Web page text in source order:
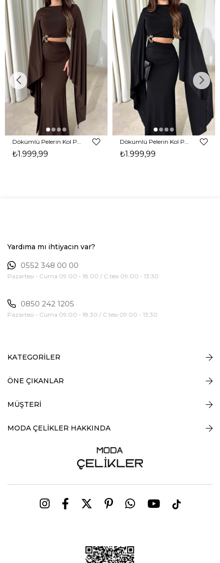
Dökümlü Pelerin Kol Pencere Detaylı Maxi Kahverengi Arlev Kadın Elbise 26Y511
₺1.999,99
Dökümlü Pelerin Kol Pencere Detaylı Maxi Siyah Arlev Kadın Elbise 26Y511
₺1.999,99
Yardıma mı ihtiyacın var?
0552 348 00 00
Pazartesi - Cuma 09:00 - 18:00 / C.tesi 09:00 - 13:30
0850 242 1205
Pazartesi - Cuma 09:00 - 18:30 / C.tesi 09:00 - 13:30
KATEGORİLER
ÖNE ÇIKANLAR
MÜŞTERİ
MODA ÇELİKLER HAKKINDA